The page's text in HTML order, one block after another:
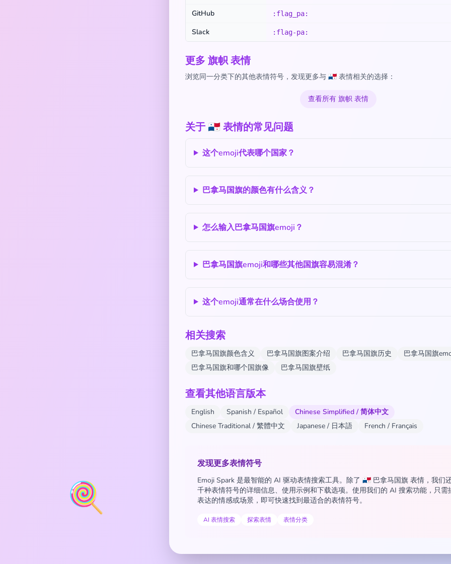
🍭
GitHub :flag_pa:
Slack :flag-pa:
更多 旗帜 表情
浏览同一分类下的其他表情符号，发现更多与 🇵🇦 表情相关的选择：
查看所有 旗帜 表情
关于 🇵🇦 表情的常见问题
这个emoji代表哪个国家？
巴拿马国旗的颜色有什么含义？
怎么输入巴拿马国旗emoji？
巴拿马国旗emoji和哪些其他国旗容易混淆？
这个emoji通常在什么场合使用？
相关搜索
巴拿马国旗颜色含义 巴拿马国旗图案介绍 巴拿马国旗历史
巴拿马国旗
巴拿马国旗和哪个国旗像
巴拿马国旗壁纸
查看其他语言版本
English Spanish / Español
Chinese Simplified / 简体中文
Chinese Traditional / 繁體中文
Japanese / 日本語 French / Français
发现更多表情符号
Emoji Spark 是最智能的 AI 驱动表情搜索工具。除了 🇵🇦 巴拿马国旗 表情，我们
千种表情符号的详细信息、使用示例和下载选项。使用我们的 AI 搜索功能，只需
表达的情感或场景，即可快速找到最适合的表情符号。
AI 表情搜索 探索表情 表情分类